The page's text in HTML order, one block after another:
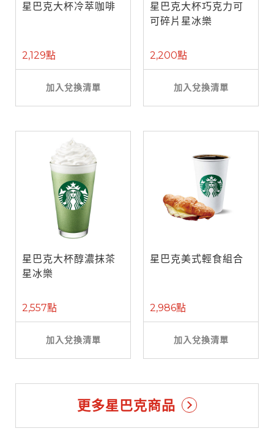
星巴克大杯冷萃咖啡
2,129點
加入兌換清單
星巴克大杯巧克力可
可碎片星冰樂
2,200點
加入兌換清單
星巴克大杯醇濃抹茶
星冰樂
2,557點
加入兌換清單
星巴克美式輕食組合
2,986點
加入兌換清單
更多星巴克商品